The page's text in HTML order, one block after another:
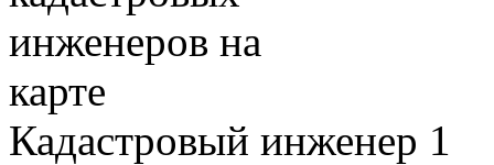
Кадастровый инженер 1